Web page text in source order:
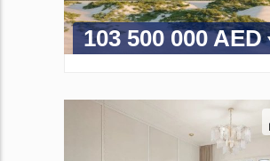
103 500 000 AED